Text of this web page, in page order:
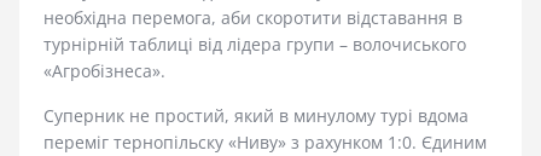
необхідна перемога, аби скоротити відставання в
турнірній таблиці від лідера групи – волочиського
«Агробізнеса».
Суперник не простий, який в минулому турі вдома
переміг тернопільску «Ниву» з рахунком 1:0. Єдиним